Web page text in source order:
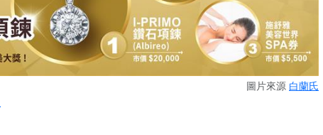
圖片來源 白蘭氏